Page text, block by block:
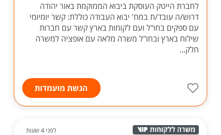
לחברת הייטק העוסקת ביבוא הממוקמת באור יהודה
דרוש/ה עובד/ת במח' יבוא העבודה כוללת: קשר יומיומי
עם ספקים בחו"ל ועם לקוחות בארץ קשר עם חברות
שילוח בארץ ובחו"ל משרה מלאה עם אופציה למשרה
חלק...
הגשת מועמדות
לפני 4 שעות